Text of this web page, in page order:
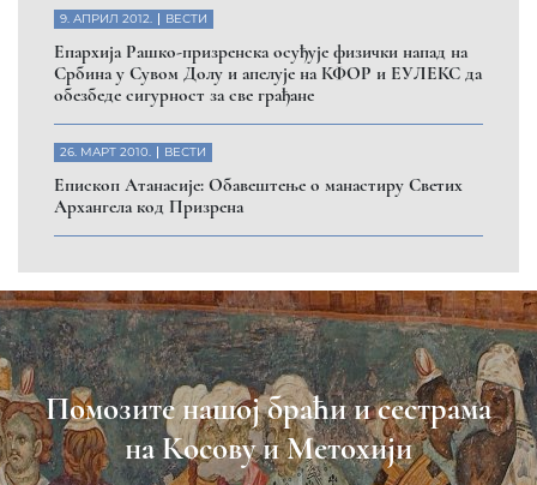
ДОНИРАЈ
Пријавите се на нашу мејл листу
Пријави се